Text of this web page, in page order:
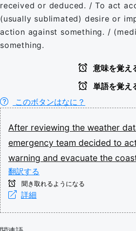
received or deduced. / Το act
(usually sublimated) desire or
action against something. /
something.
意味を覚え
単語を覚え
このボタンはなに？
After reviewing the weather
emergency team decided to
warning and evacuate the
翻訳する
聞き取れるようになる
詳細